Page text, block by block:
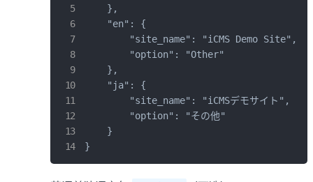
    },
    "en": {
        "site_name": "iCMS Demo Site",
        "option": "Other"
    },
    "ja": {
        "site_name": "iCMSデモサイト",
        "option": "その他"
    }
}